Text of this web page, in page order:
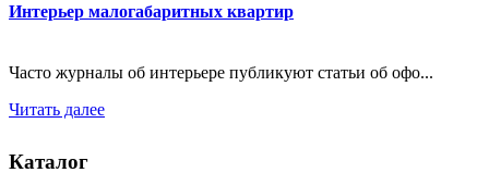
Интерьер малогабаритных квартир
Часто журналы об интерьере публикуют статьи об офо...
Читать далее
Каталог